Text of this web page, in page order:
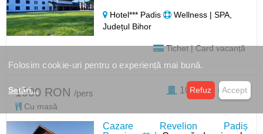
Hotel*** Padis
Wellness | SPA,
Județul Bihor
Tichet | Card vacanță
Cazare Revelion Padiș
1900 RON /pers
Cu masă
1 - 32
3
10
Folosim cookie-uri pentru o experiență mai bună.
Setări... Refuz Accept